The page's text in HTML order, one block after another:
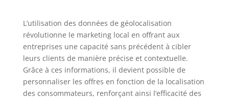
L’utilisation des données de géolocalisation
révolutionne le marketing local en offrant aux
entreprises une capacité sans précédent à cibler
leurs clients de manière précise et contextuelle.
Grâce à ces informations, il devient possible de
personnaliser les offres en fonction de la localisation
des consommateurs, renforçant ainsi l’efficacité des